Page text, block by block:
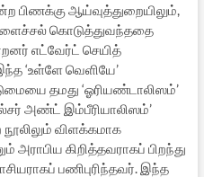
பிணக்கு ஆய்வுத்துறையிலும்,
கொடுத்துவந்ததை
எட்வேர்ட் செயித்
‘உள்ளே வெளியே’
தமது ‘ஓரியண்டாலிஸம்’
அண்ட் இம்பீரியாலிஸம்’
விளக்கமாக
அராபிய கிறித்தவராகப் பிறந்து
பணிபுரிந்தவர். இந்த